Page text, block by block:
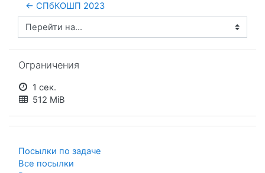
← СПбКОШП 2023
Перейти на...
Ограничения
1 сек.
512 MiB
Посылки по задаче
Все посылки